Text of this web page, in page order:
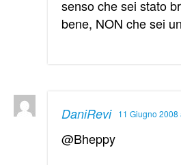
senso che sei stato
bene, NON che sei
DaniRevi 11 Giugno 2008
@Bheppy